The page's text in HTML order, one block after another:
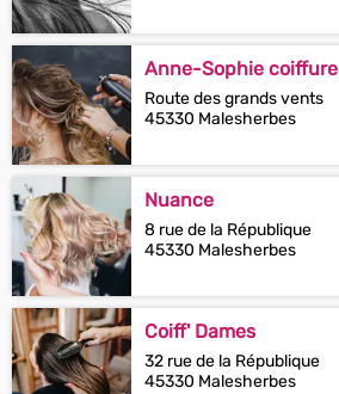
Anne-Sophie coiffure
Route des grands vents
45330 Malesherbes
Nuance
8 rue de la République
45330 Malesherbes
Coiff' Dames
32 rue de la République
45330 Malesherbes